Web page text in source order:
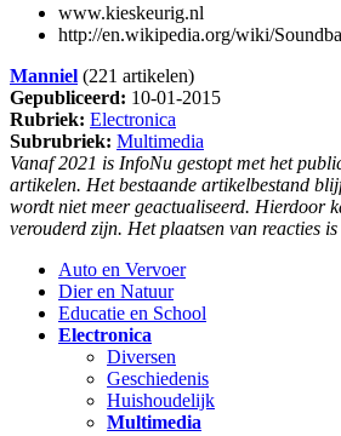
www.kieskeurig.nl
http://en.wikipedia.org/wiki/
Manniel (221 artikelen)
Gepubliceerd: 10-01-2015
Rubriek: Electronica
Subrubriek: Multimedia
Vanaf 2021 is InfoNu gestopt met het
artikelen. Het bestaande artikelbestand
wordt niet meer geactualiseerd. Hierdoor
verouderd zijn. Het plaatsen van reacties
Auto en Vervoer
Dier en Natuur
Educatie en School
Electronica
Diversen
Geschiedenis
Huishoudelijk
Multimedia